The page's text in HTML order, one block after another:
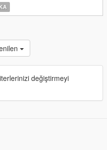
değiştirmeyi